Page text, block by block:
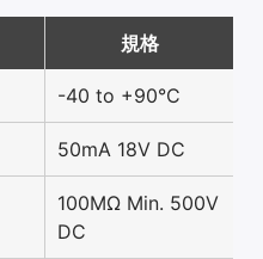
規格
-40 to +90°C
50mA 18V DC
100MΩ Min. 500V
DC